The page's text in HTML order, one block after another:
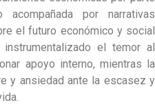
por narrativas
el futuro económico y social
el temor al
apoyo interno, mientras la
y ansiedad ante la escasez y